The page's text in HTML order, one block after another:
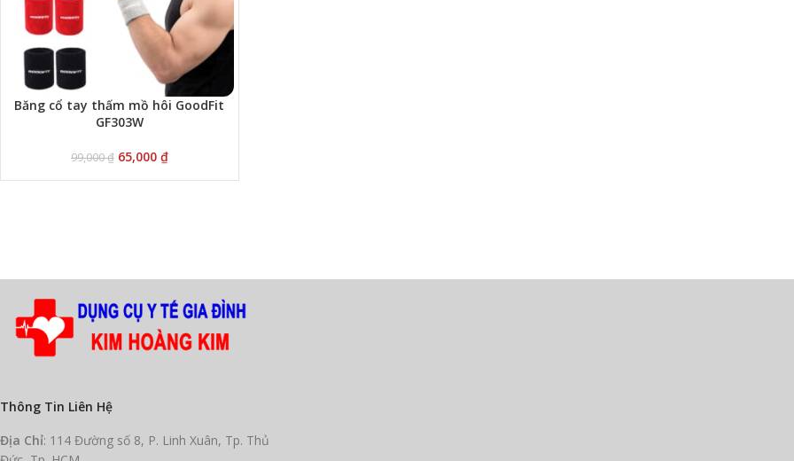
Băng cổ tay thấm mồ hôi GoodFit
GF303W
99,000₫ 65,000 ₫
Thông Tin Liên Hệ
Địa Chỉ: 114 Đường số 8, P. Linh Xuân, Tp. Thủ